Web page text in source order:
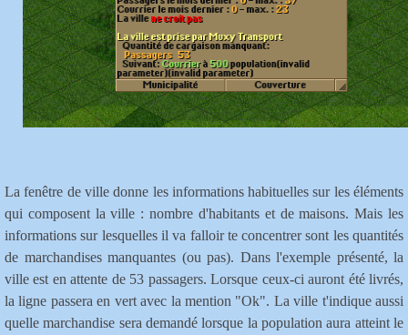
La fenêtre de ville donne les informations habituelles sur les éléments
qui composent la ville : nombre d'habitants et de maisons. Mais les
informations sur lesquelles il va falloir te concentrer sont les quantités
de marchandises manquantes (ou pas). Dans l'exemple présenté, la
ville est en attente de 53 passagers. Lorsque ceux-ci auront été livrés,
la ligne passera en vert avec la mention "Ok". La ville t'indique aussi
quelle marchandise sera demandé lorsque la population aura atteint le